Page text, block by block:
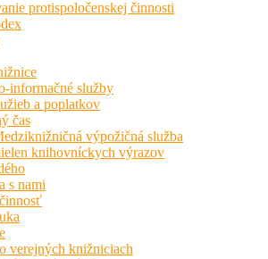
protispoločenskej činnosti
informačné služby
a poplatkov
čas
výpožičná služba
knihovníckych výrazov
s nami
verejných knižniciach